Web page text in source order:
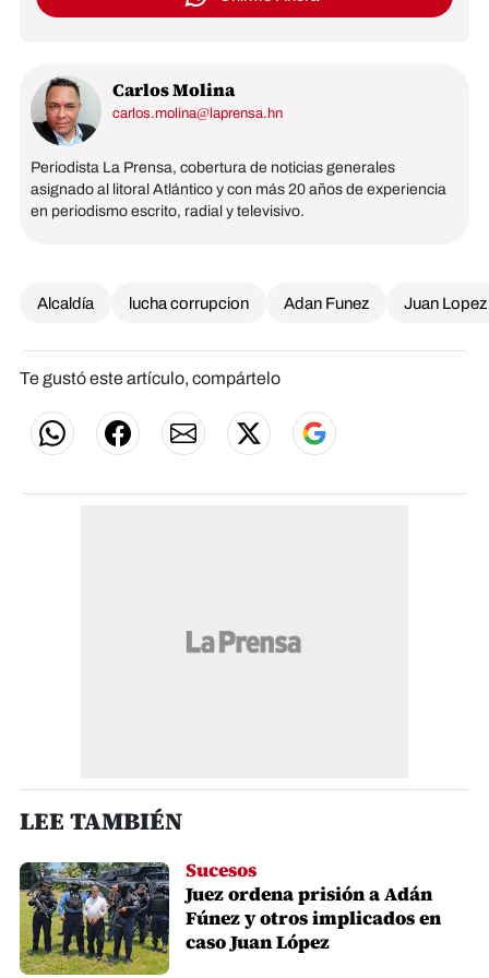
Carlos Molina
carlos.molina@laprensa.hn
Periodista La Prensa, cobertura de noticias generales
asignado al litoral Atlántico y con más 20 años de experiencia
en periodismo escrito, radial y televisivo.
Alcaldía lucha corrupcion Adan Funez Juan Lopez
Te gustó este artículo, compártelo
LEE TAMBIÉN
Sucesos
Juez ordena prisión a Adán
Fúnez y otros implicados en
caso Juan López